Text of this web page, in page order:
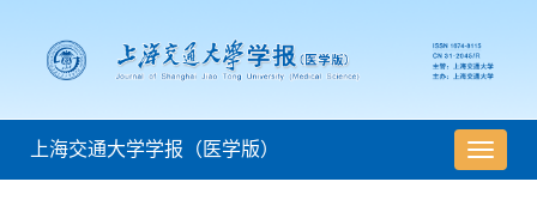
导
航
上海交通大学学报（医学版）